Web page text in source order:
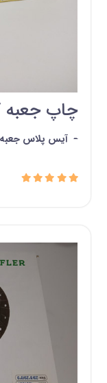
چاپ جعبه
- آیس پلاس جعبه